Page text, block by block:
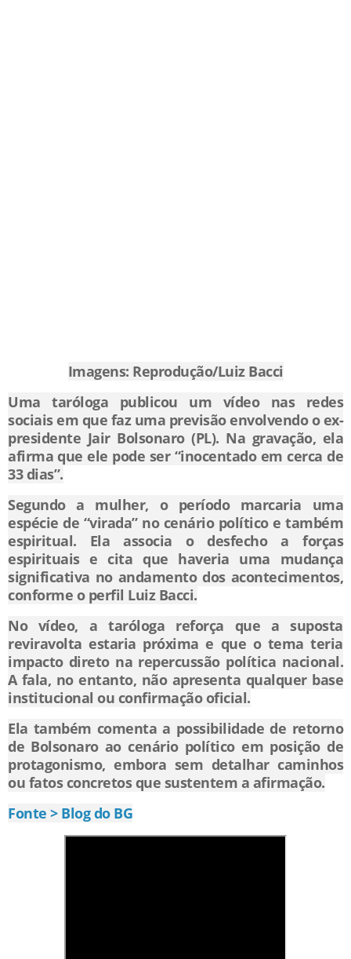
Imagens: Reprodução/Luiz Bacci
Uma taróloga publicou um vídeo nas redes
sociais em que faz uma previsão envolvendo o ex-
presidente Jair Bolsonaro (PL). Na gravação, ela
afirma que ele pode ser “inocentado em cerca de
33 dias”.
Segundo a mulher, o período marcaria uma
espécie de “virada” no cenário político e também
espiritual. Ela associa o desfecho a forças
espirituais e cita que haveria uma mudança
significativa no andamento dos acontecimentos,
conforme o perfil Luiz Bacci.
No vídeo, a taróloga reforça que a suposta
reviravolta estaria próxima e que o tema teria
impacto direto na repercussão política nacional.
A fala, no entanto, não apresenta qualquer base
institucional ou confirmação oficial.
Ela também comenta a possibilidade de retorno
de Bolsonaro ao cenário político em posição de
protagonismo, embora sem detalhar caminhos
ou fatos concretos que sustentem a afirmação.
Fonte > Blog do BG